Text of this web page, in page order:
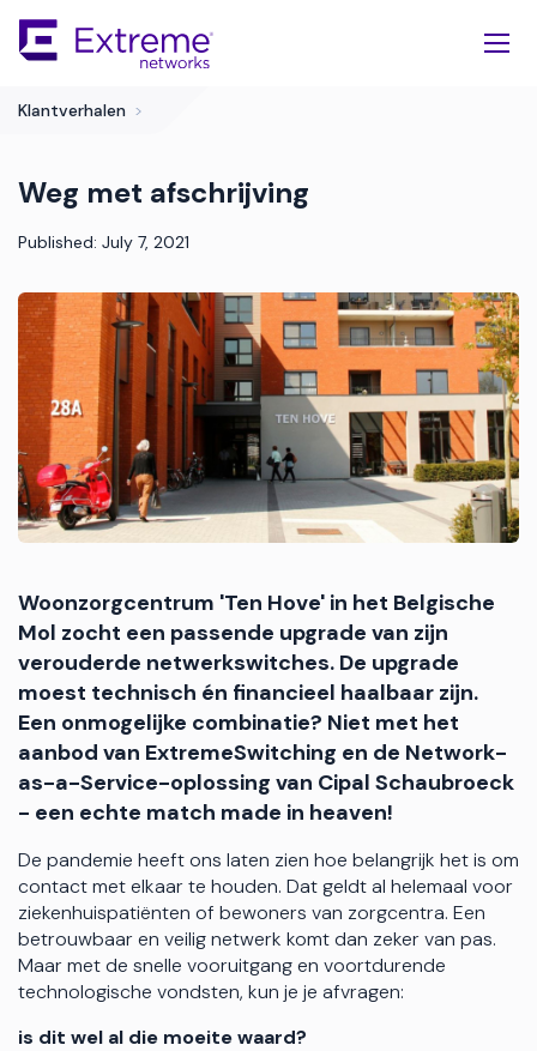
Main
Klantverhalen >
Weg met afschrijving
Published: July 7, 2021
Woonzorgcentrum 'Ten Hove' in het Belgische
Mol zocht een passende upgrade van zijn
verouderde netwerkswitches. De upgrade
moest technisch én financieel haalbaar zijn.
Een onmogelijke combinatie? Niet met het
aanbod van ExtremeSwitching en de Network-
as-a-Service-oplossing van Cipal Schaubroeck
- een echte match made in heaven!
De pandemie heeft ons laten zien hoe belangrijk het is om
contact met elkaar te houden. Dat geldt al helemaal voor
ziekenhuispatiënten of bewoners van zorgcentra. Een
betrouwbaar en veilig netwerk komt dan zeker van pas.
Maar met de snelle vooruitgang en voortdurende
technologische vondsten, kun je je afvragen:
is dit wel al die moeite waard?